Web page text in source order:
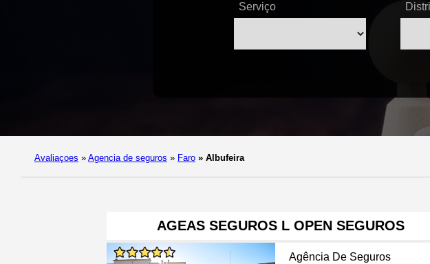
Serviço
Avaliaçoes » Agencia de seguros » Faro » Albufeira
AGEAS SEGUROS L OPEN SEGUROS
Agência De Seguros